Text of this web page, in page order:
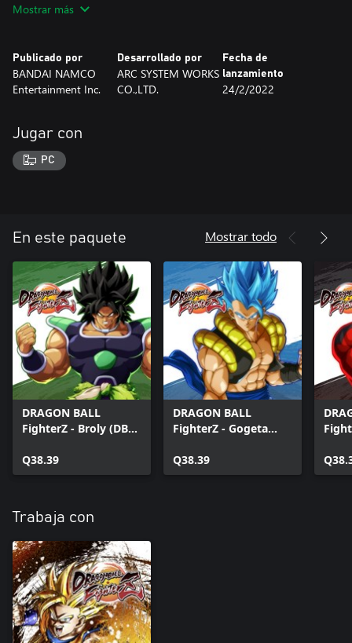
Mostrar más
Publicado por
BANDAI NAMCO
Entertainment Inc.
Desarrollado por
ARC SYSTEM WORKS
CO.,LTD.
Fecha de
lanzamiento
24/2/2022
Jugar con
PC
En este paquete Mostrar todo
DRAGON BALL
FighterZ - Broly (DBS)
Q38.39
DRAGON BALL
FighterZ - Gogeta
Q38.39
Trabaja con